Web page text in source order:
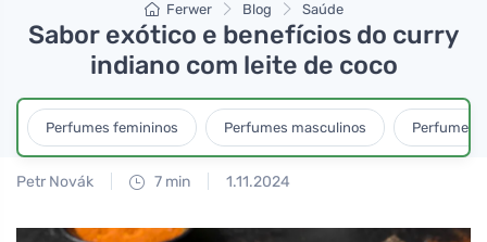
Ferwer Blog Saúde
Sabor exótico e benefícios do curry
indiano com leite de coco
Perfumes femininos Perfumes masculinos Perfumes
Petr Novák 7 min 1.11.2024